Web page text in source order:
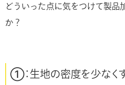
どういった点に気をつけて製品
か？
①：生地の密度を少なく